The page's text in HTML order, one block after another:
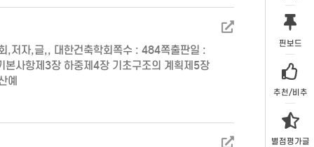
,저자,글,, 대한건축학회쪽수 : 484쪽출판일 :
항제3장 하중제4장 기초구조의 계획제5장
예
핀보드
추천/비추
별점평가글